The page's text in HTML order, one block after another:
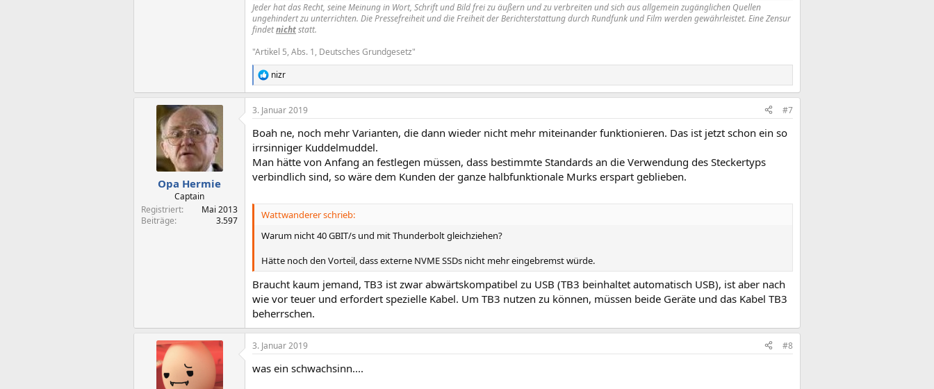
Jeder hat das Recht, seine Meinung in Wort, Schrift und Bild frei zu äußern und zu verbreiten und sich aus allgemein zugänglichen Quellen
ungehindert zu unterrichten. Die Pressefreiheit und die Freiheit der Berichterstattung durch Rundfunk und Film werden gewährleistet. Eine Zensur
findetnichtstatt.
"Artikel 5, Abs. 1, Deutsches Grundgesetz"
R
e
a
k
i
o
n
e
n
nizr
Opa Hermie
Captain
Registriert
Mai 2013
Beiträge
3.597
3. Januar 2019 #7
Boah ne, noch mehr Varianten, die dann wieder nicht mehr miteinander funktionieren. Das ist jetzt schon ein so
irrsinniger Kuddelmuddel.
Man hätte von Anfang an festlegen müssen, dass bestimmte Standards an die Verwendung des Steckertyps
verbindlich sind, so wäre dem Kunden der ganze halbfunktionale Murks erspart geblieben.
Wattwanderer schrieb:
Warum nicht 40 GBIT/s und mit Thunderbolt gleichziehen?
Hätte noch den Vorteil, dass externe NVME SSDs nicht mehr eingebremst würde.
Braucht kaum jemand, TB3 ist zwar abwärtskompatibel zu USB (TB3 beinhaltet automatisch USB), ist aber nach
wie vor teuer und erfordert spezielle Kabel. Um TB3 nutzen zu können, müssen beide Geräte und das Kabel TB3
beherrschen.
3. Januar 2019 #8
was ein schwachsinn....